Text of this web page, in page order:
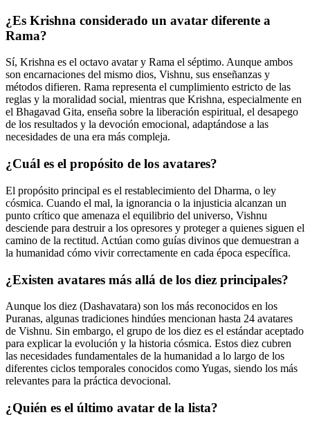
¿Es Krishna considerado un avatar diferente a
Rama?
Sí, Krishna es el octavo avatar y Rama el séptimo. Aunque ambos
son encarnaciones del mismo dios, Vishnu, sus enseñanzas y
métodos difieren. Rama representa el cumplimiento estricto de las
reglas y la moralidad social, mientras que Krishna, especialmente en
el Bhagavad Gita, enseña sobre la liberación espiritual, el desapego
de los resultados y la devoción emocional, adaptándose a las
necesidades de una era más compleja.
¿Cuál es el propósito de los avatares?
El propósito principal es el restablecimiento del Dharma, o ley
cósmica. Cuando el mal, la ignorancia o la injusticia alcanzan un
punto crítico que amenaza el equilibrio del universo, Vishnu
desciende para destruir a los opresores y proteger a quienes siguen el
camino de la rectitud. Actúan como guías divinos que demuestran a
la humanidad cómo vivir correctamente en cada época específica.
¿Existen avatares más allá de los diez principales?
Aunque los diez (Dashavatara) son los más reconocidos en los
Puranas, algunas tradiciones hindúes mencionan hasta 24 avatares
de Vishnu. Sin embargo, el grupo de los diez es el estándar aceptado
para explicar la evolución y la historia cósmica. Estos diez cubren
las necesidades fundamentales de la humanidad a lo largo de los
diferentes ciclos temporales conocidos como Yugas, siendo los más
relevantes para la práctica devocional.
¿Quién es el último avatar de la lista?